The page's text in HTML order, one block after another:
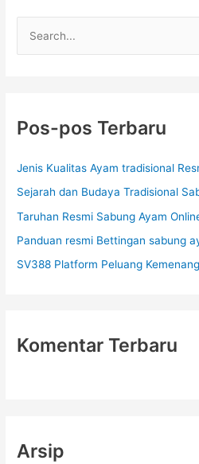
n
u
k
:
Pos-pos Terbaru
Jenis Kualitas Ayam tradisional
Sejarah dan Budaya Tradisional
Taruhan Resmi Sabung Ayam
Panduan resmi Bettingan sabung
SV388 Platform Peluang
Komentar Terbaru
Arsip